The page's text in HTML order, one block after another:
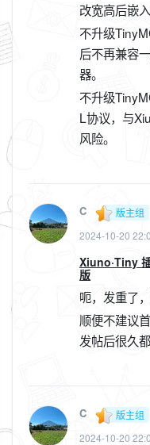
改宽高后嵌
不升级
后不再兼容
器。
不升级
L协议，与
风险。
C
版主组
2024-10-20
Xiuno·Tiny
版
呃，发重了
顺便不建议
发帖后很久
C
版主组
2024-10-20